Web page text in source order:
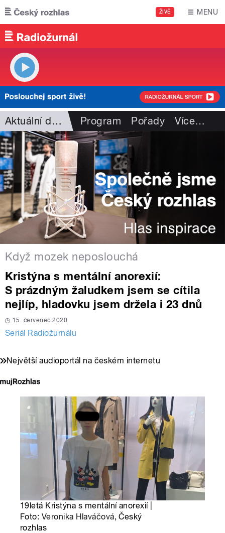
Přejít k hlavnímu obsahu
ŽIVĚ MENU
Aktuální dění Program Pořady Více…
Když mozek neposlouchá
Kristýna s mentální anorexií:
S prázdným žaludkem jsem se cítila
nejlíp, hladovku jsem držela i 23 dnů
15. červenec 2020
Seriál Radiožurnálu
Největší audioportál na českém internetu
19letá Kristýna s mentální anorexií |
Foto: Veronika Hlaváčová, Český
rozhlas